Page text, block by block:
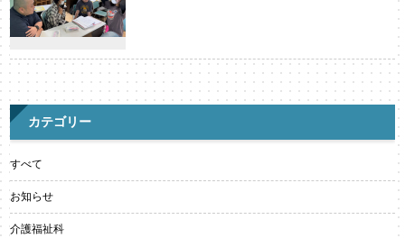
カテゴリー
すべて
お知らせ
介護福祉科